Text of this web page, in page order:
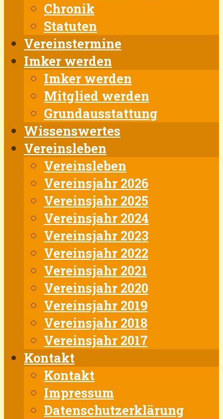
Chronik
Statuten
Vereinstermine
Imker werden
Imker werden
Mitglied werden
Grundausstattung
Wissenswertes
Vereinsleben
Vereinsleben
Vereinsjahr 2026
Vereinsjahr 2025
Vereinsjahr 2024
Vereinsjahr 2023
Vereinsjahr 2022
Vereinsjahr 2021
Vereinsjahr 2020
Vereinsjahr 2019
Vereinsjahr 2018
Vereinsjahr 2017
Kontakt
Kontakt
Impressum
Datenschutzerklärung